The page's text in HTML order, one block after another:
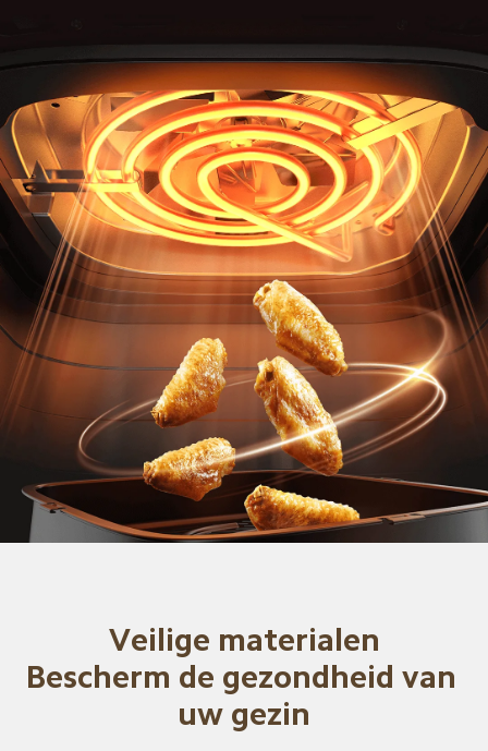
Veilige materialen
Bescherm de gezondheid van
uw gezin